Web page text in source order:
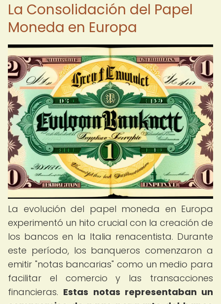
La Consolidación del Papel
Moneda en Europa
La evolución del papel moneda en Europa
experimentó un hito crucial con la creación de
los bancos en la Italia renacentista. Durante
este período, los banqueros comenzaron a
emitir "notas bancarias" como un medio para
facilitar el comercio y las transacciones
financieras. Estas notas representaban un